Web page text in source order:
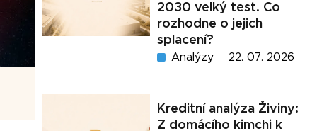
2030 velký test. Co
rozhodne o jejich
splacení?
Analýzy 22. 07. 2026
Kreditní analýza Živiny:
Z domácího kimchi k